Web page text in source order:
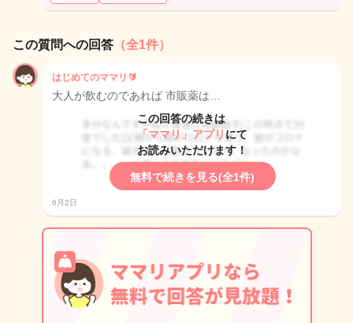
この質問への回答 （全1件）
はじめてのママリ🔰
大人が飲むのであれば 市販薬は…
この回答の続きは
「ママリ」アプリ にて
お読みいただけます！
無料で続きを見る(全1件)
6月2日